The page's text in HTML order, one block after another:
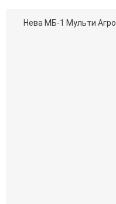
Нева МБ-1 Мульти Агро